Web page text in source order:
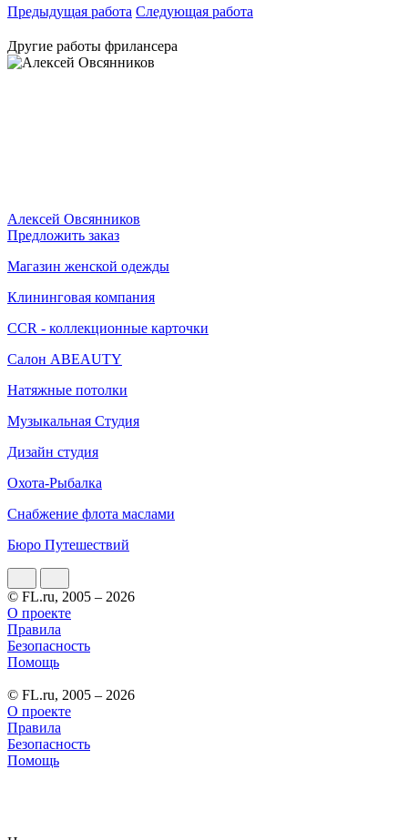
Предыдущая работа Следующая работа
Другие работы фрилансера
Алексей Овсянников
Предложить заказ
Магазин женской одежды
Клининговая компания
CCR - коллекционные карточки
Салон ABEAUTY
Натяжные потолки
Музыкальная Студия
Дизайн студия
Охота-Рыбалка
Снабжение флота маслами
Бюро Путешествий
© FL.ru, 2005 – 2026
О проекте
Правила
Безопасность
Помощь
© FL.ru, 2005 – 2026
О проекте
Правила
Безопасность
Помощь